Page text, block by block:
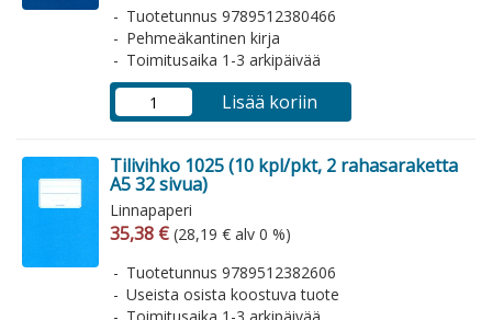
Tuotetunnus 9789512380466
Pehmeäkantinen kirja
Toimitusaika 1-3 arkipäivää
Lisää koriin
Tilivihko 1025 (10 kpl/pkt, 2 rahasaraketta
A5 32 sivua)
Linnapaperi
Arvonlisäverollinen hinta
35,38 € Arvonlisäveroton hinta
(28,19 € alv 0 %)
Tuotetunnus 9789512382606
Useista osista koostuva tuote